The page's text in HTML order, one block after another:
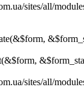
sites/all/
sites/all/